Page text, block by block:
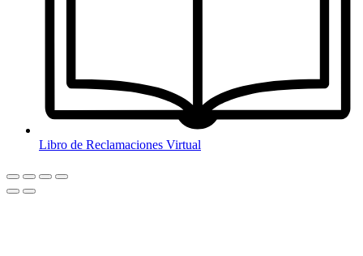
Libro de Reclamaciones Virtual